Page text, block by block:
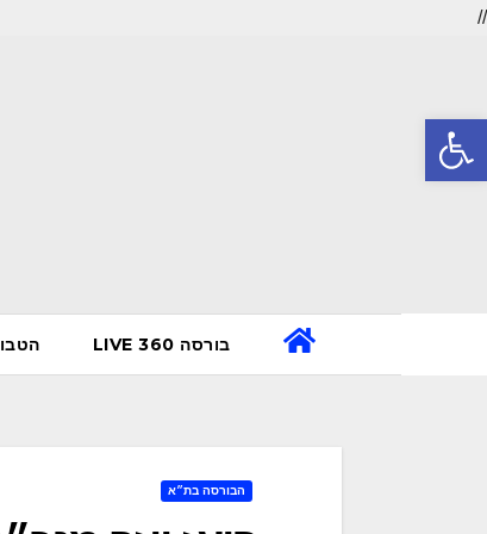
פתח סרגל נגישות
//
content
בורסה 360 LIVE
הבורסה בת״א